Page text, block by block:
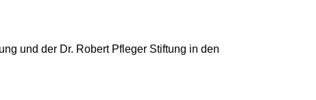
und der Dr. Robert Pfleger Stiftung in den